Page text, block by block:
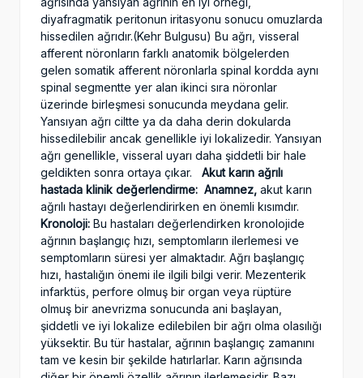
diyafragmatik peritonun iritasyonu sonucu omuzlarda
hissedilen ağrıdır.(Kehr Bulgusu) Bu ağrı, visseral
afferent nöronların farklı anatomik bölgelerden
gelen somatik afferent nöronlarla spinal kordda aynı
spinal segmentte yer alan ikinci sıra nöronlar
üzerinde birleşmesi sonucunda meydana gelir.
Yansıyan ağrı ciltte ya da daha derin dokularda
hissedilebilir ancak genellikle iyi lokalizedir. Yansıyan
ağrı genellikle, visseral uyarı daha şiddetli bir hale
geldikten sonra ortaya çıkar. Akut karın ağrılı
hastada klinik değerlendirme: Anamnez, akut karın
ağrılı hastayı değerlendirirken en önemli kısımdır.
Kronoloji: Bu hastaları değerlendirken kronolojide
ağrının başlangıç hızı, semptomların ilerlemesi ve
semptomların süresi yer almaktadır. Ağrı başlangıç
hızı, hastalığın önemi ile ilgili bilgi verir. Mezenterik
infarktüs, perfore olmuş bir organ veya rüptüre
olmuş bir anevrizma sonucunda ani başlayan,
şiddetli ve iyi lokalize edilebilen bir ağrı olma olasılığı
yüksektir. Bu tür hastalar, ağrının başlangıç zamanını
tam ve kesin bir şekilde hatırlarlar. Karın ağrısında